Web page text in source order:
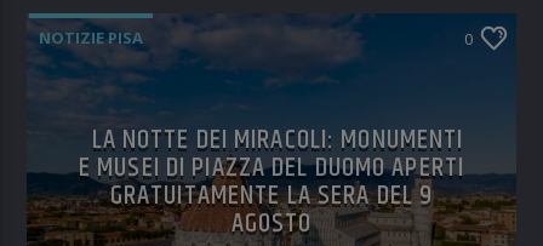
NOTIZIE PISA 0
LA NOTTE DEI MIRACOLI: MONUMENTI
E MUSEI DI PIAZZA DEL DUOMO APERTI
GRATUITAMENTE LA SERA DEL 9
AGOSTO